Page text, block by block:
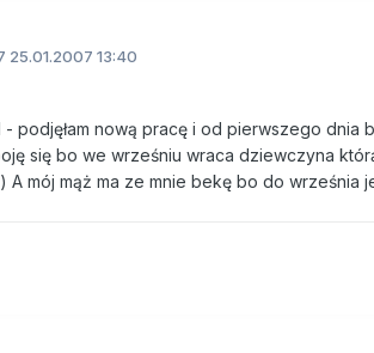
25.01.2007 13:40
podjęłam nową pracę i od pierwszego dnia
się bo we wrześniu wraca dziewczyna
mój mąż ma ze mnie bekę bo do września